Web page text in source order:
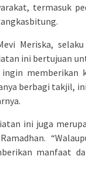
termasuk
Meriska,
ini bertujuan
memberikan
berbagi takjil,
ini juga
manfaat